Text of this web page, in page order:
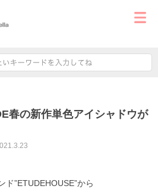
春の新作単色アイシャドウが
”ETUDEHOUSE”から